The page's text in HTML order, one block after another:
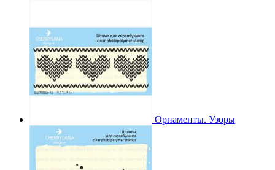
Орнаменты. Узоры